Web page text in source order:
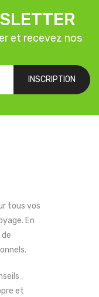
et recevez nos
INSCRIPTION
tous vos
En
et